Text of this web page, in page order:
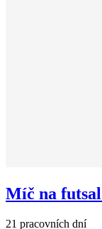
Míč na
21 pracovních dní